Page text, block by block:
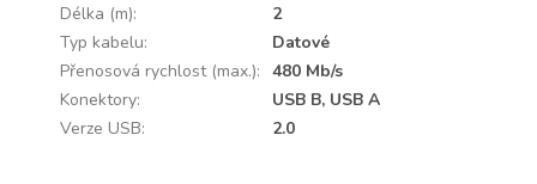
Délka (m):
2
Typ kabelu:
Datové
Přenosová rychlost (max.): 480 Mb/s
Konektory:
USB B, USB A
Verze USB: 2.0